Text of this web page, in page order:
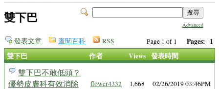
Advanced
雙下巴
Page 1 of 1 Pages: 1
發表文章 查閱百科 RSS
雙下巴 作者 Views 發表時間
雙下巴不敢低頭？
優勢皮膚科有效消除
flower4332 1,668 02/26/2019 03:46PM